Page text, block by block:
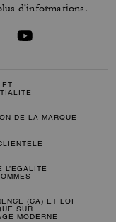
d'informations.
ET
DE LA MARQUE
L’ÉGALITÉ
(CA) ET LOI
SUR
MODERNE